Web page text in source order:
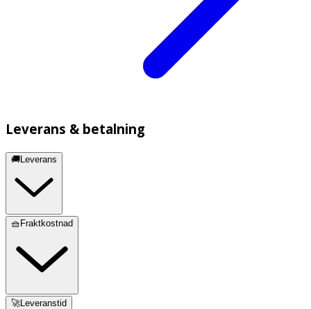
Leverans & betalning
🚚Leverans
🧺Fraktkostnad
🚀Leveranstid